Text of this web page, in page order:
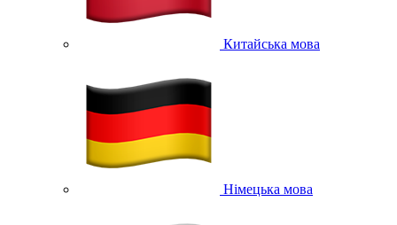
Китайська мова
Німецька мова